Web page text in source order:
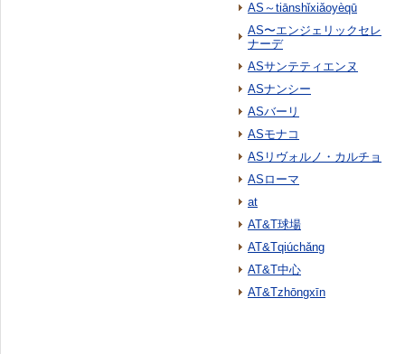
AS～tiānshǐxiǎoyèqū
AS〜エンジェリックセレ
ナーデ
ASサンテティエンヌ
ASナンシー
ASバーリ
ASモナコ
ASリヴォルノ・カルチョ
ASローマ
at
AT&T球場
AT&Tqiúchǎng
AT&T中心
AT&Tzhōngxīn